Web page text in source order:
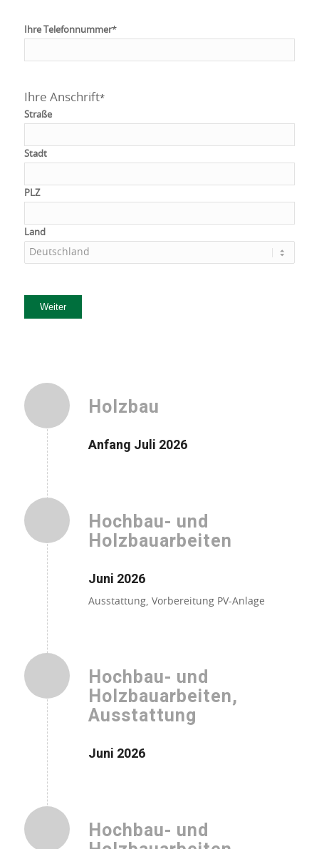
Ihre Telefonnummer*
Ihre Anschrift*
Straße
Stadt
PLZ
Land
Holzbau
Anfang Juli 2026
Hochbau- und
Holzbauarbeiten
Juni 2026
Ausstattung, Vorbereitung PV-Anlage
Hochbau- und
Holzbauarbeiten,
Ausstattung
Juni 2026
Hochbau- und